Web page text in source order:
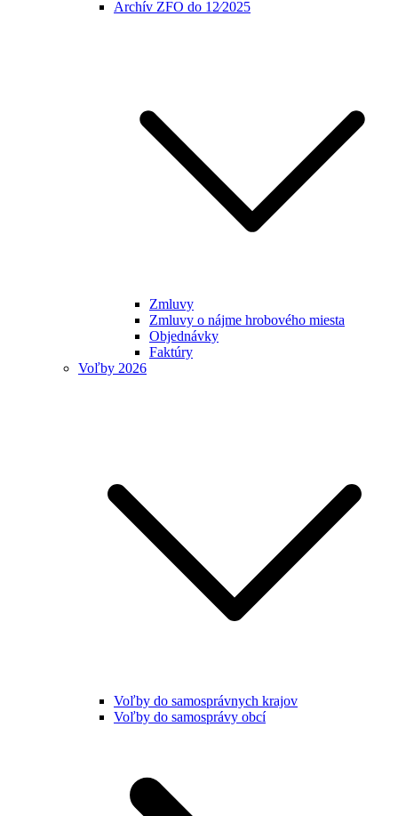
Archív ZFO do 12⁄2025
Zmluvy
Zmluvy o nájme hrobového miesta
Objednávky
Faktúry
Voľby 2026
Voľby do samosprávnych krajov
Voľby do samosprávy obcí